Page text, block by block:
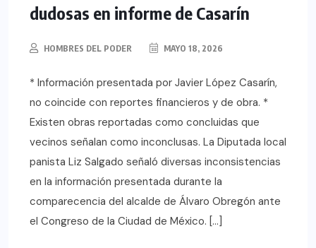
dudosas en informe de Casarín
HOMBRES DEL PODER MAYO 18, 2026
* Información presentada por Javier López Casarín,
no coincide con reportes financieros y de obra. *
Existen obras reportadas como concluidas que
vecinos señalan como inconclusas. La Diputada local
panista Liz Salgado señaló diversas inconsistencias
en la información presentada durante la
comparecencia del alcalde de Álvaro Obregón ante
el Congreso de la Ciudad de México. […]